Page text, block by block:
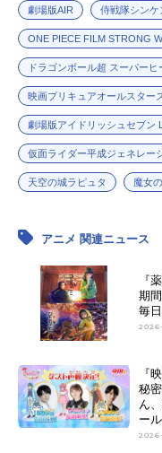
劇場版AIR 侍戦隊シン
ONE PIECE FILM STRONG
ドラゴンボール超 スーパーヒ
映画プリキュアオールスター
劇場版アイドリッシュセブン
仮面ライダー平成ジェネレー
天空の城ラピュタ 魔女
アニメ 関連ニュース
『
期
毎
『
秘
ん
ー